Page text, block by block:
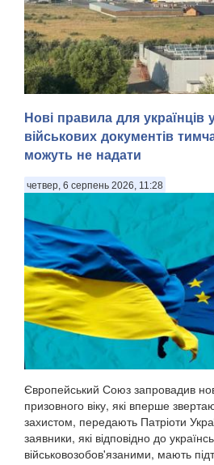
У Ярославлі дрони атакували один
нафтопереробних заводів росії.
про «наймасовішу атаку»
атаку повідомив губернатор
Михайло Євраєв, передають
Нові правила для українців
військових документів
можуть не надати
четвер, 6 серпень 2026, 11:28
Європейський Союз запровадив
призовного віку, які вперше
захистом, передають Патріоти
заявники, які відповідно до
військовозобов'язаними, мають